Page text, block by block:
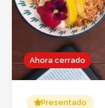
Ahora cerrado
Presentado